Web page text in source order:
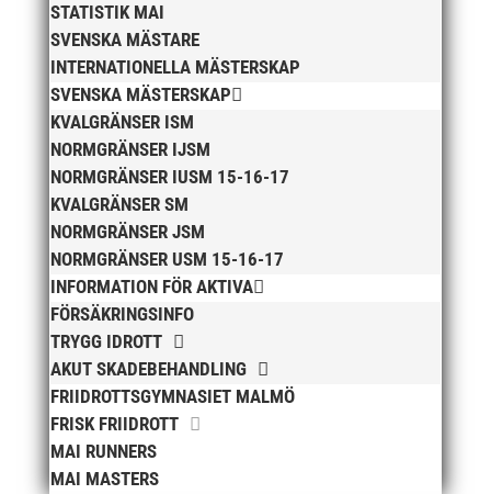
STATISTIK MAI
SVENSKA MÄSTARE
INTERNATIONELLA MÄSTERSKAP
SVENSKA MÄSTERSKAP
KVALGRÄNSER ISM
NORMGRÄNSER IJSM
NORMGRÄNSER IUSM 15-16-17
KVALGRÄNSER SM
NORMGRÄNSER JSM
NORMGRÄNSER USM 15-16-17
INFORMATION FÖR AKTIVA
FÖRSÄKRINGSINFO
TRYGG IDROTT
AKUT SKADEBEHANDLING
FRIIDROTTSGYMNASIET MALMÖ
FRISK FRIIDROTT
MAI RUNNERS
MAI MASTERS
oktober 2025
juli 2025
april 2025
mars 2025
januari 2025
oktober 2024
september 2024
augusti 2024
juni 2024
april 2024
februari 2024
januari 2024
december 2023